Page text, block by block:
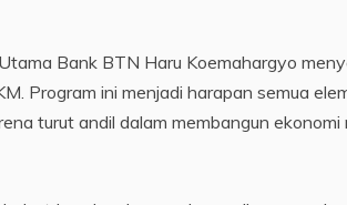
Bank BTN Haru Koemahargyo
Program ini menjadi harapan semua
turut andil dalam membangun